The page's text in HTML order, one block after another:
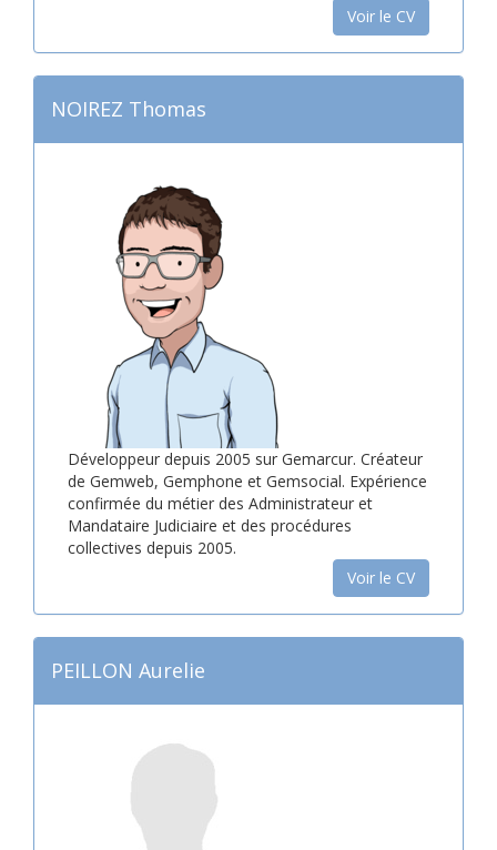
Voir le CV
NOIREZ Thomas
Développeur depuis 2005 sur Gemarcur. Créateur
de Gemweb, Gemphone et Gemsocial. Expérience
confirmée du métier des Administrateur et
Mandataire Judiciaire et des procédures
collectives depuis 2005.
Voir le CV
PEILLON Aurelie